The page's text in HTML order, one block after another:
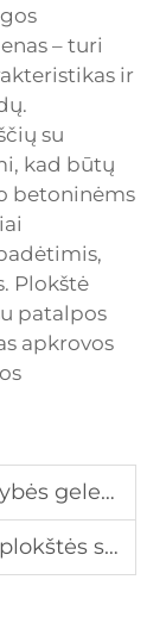
– turi
ir
su
kad būtų
betoninėms
Plokštė
patalpos
apkrovos
saugai ir efektyvumui?
komponentais?